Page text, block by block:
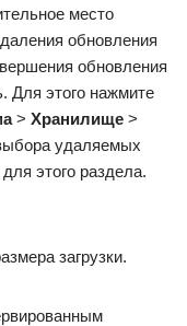
место
обновления
обновления
Для этого нажмите
> Хранилище >
удаляемых
для этого раздела.
загрузки.